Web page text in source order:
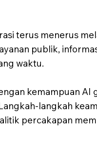
terus menerus
publik,
waktu.
kemampuan AI
langkah
percakapan